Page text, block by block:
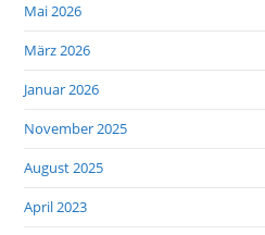
Mai 2026
März 2026
Januar 2026
November 2025
August 2025
April 2023